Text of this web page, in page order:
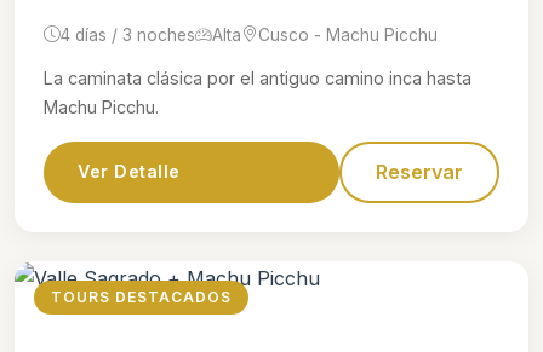
4 días / 3 noches Alta Cusco - Machu Picchu
La caminata clásica por el antiguo camino inca hasta
Machu Picchu.
Ver Detalle Reservar
TOURS DESTACADOS